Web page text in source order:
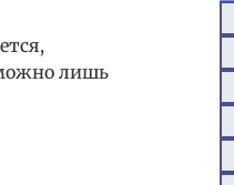
лишь